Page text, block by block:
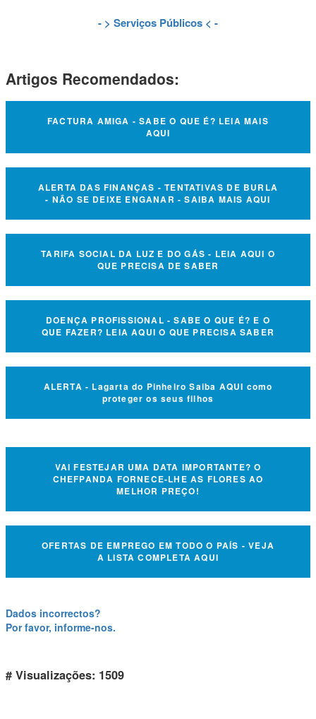
- > Serviços Públicos < -
Artigos Recomendados:
FACTURA AMIGA - SABE O QUE É? LEIA MAIS
AQUI
ALERTA DAS FINANÇAS - TENTATIVAS DE BURLA
- NÃO SE DEIXE ENGANAR - SAIBA MAIS AQUI
TARIFA SOCIAL DA LUZ E DO GÁS - LEIA AQUI O
QUE PRECISA DE SABER
DOENÇA PROFISSIONAL - SABE O QUE É? E O
QUE FAZER? LEIA AQUI O QUE PRECISA SABER
ALERTA - Lagarta do Pinheiro Saiba AQUI como
proteger os seus filhos
VAI FESTEJAR UMA DATA IMPORTANTE? O
CHEFPANDA FORNECE-LHE AS FLORES AO
MELHOR PREÇO!
OFERTAS DE EMPREGO EM TODO O PAÍS - VEJA
A LISTA COMPLETA AQUI
Dados incorrectos?
Por favor, informe-nos.
# Visualizações: 1509